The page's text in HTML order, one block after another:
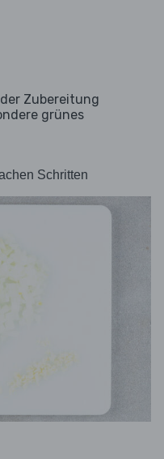
Zubereitung
grünes
Schritten